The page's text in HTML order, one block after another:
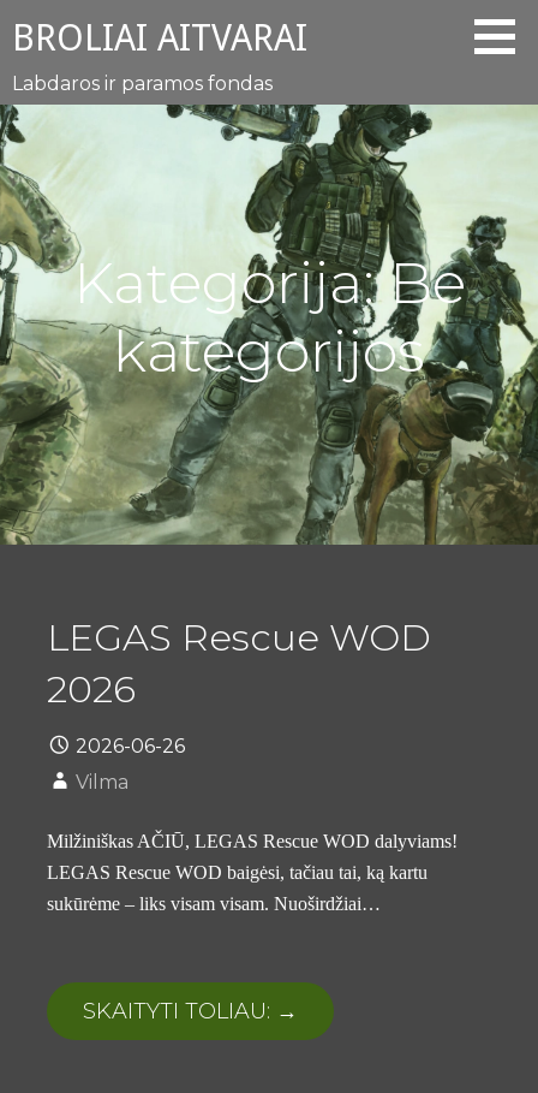
prie
turinio
BROLIAI AITVARAI
Labdaros ir paramos fondas
Kategorija: Be
kategorijos
LEGAS Rescue WOD
2026
2026-06-26
Vilma
Milžiniškas AČIŪ, LEGAS Rescue WOD dalyviams!
LEGAS Rescue WOD baigėsi, tačiau tai, ką kartu
sukūrėme – liks visam visam. Nuoširdžiai…
SKAITYTI TOLIAU: →